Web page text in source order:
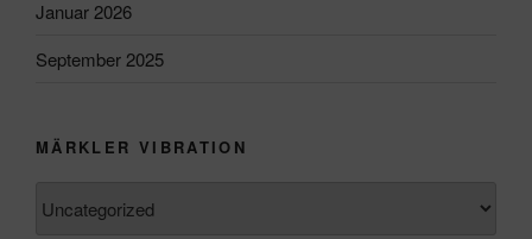
Januar 2026
September 2025
MÄRKLER VIBRATION
Vibration